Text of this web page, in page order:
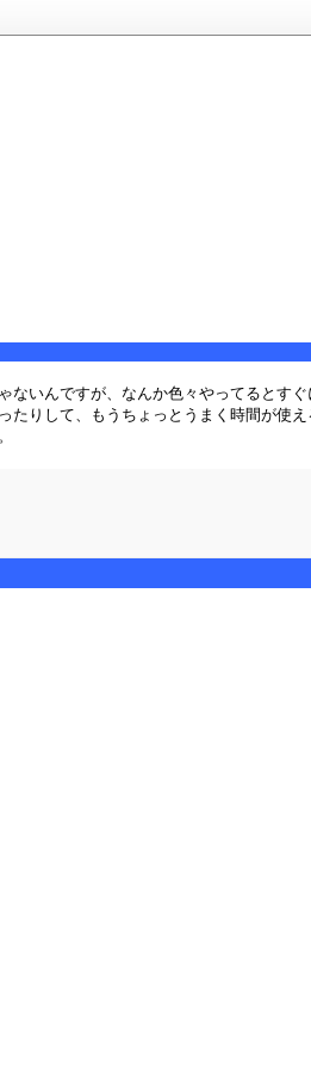
いんですが、なんか色々やってるとす
たりして、もうちょっとうまく時間が使